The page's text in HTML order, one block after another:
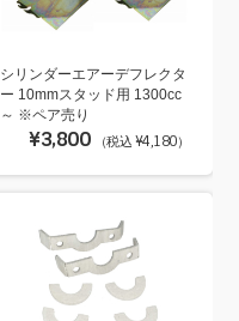
シリンダーエアーデフレクタ
ー 10mmスタッド用 1300cc
～ ※ペア売り
¥3,800 （税込 ¥4,180）